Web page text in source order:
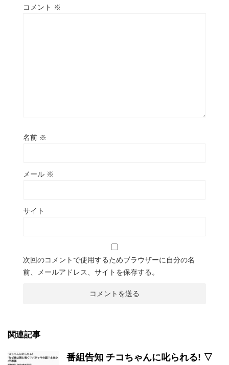
コメント ※
名前 ※
メール ※
サイト
次回のコメントで使用するためブラウザーに自分の名
前、メールアドレス、サイトを保存する。
関連記事
番組告知 チコちゃんに叱られる! ▽